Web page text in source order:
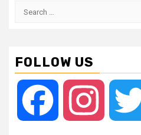
Search
FOLLOW US
Facebook